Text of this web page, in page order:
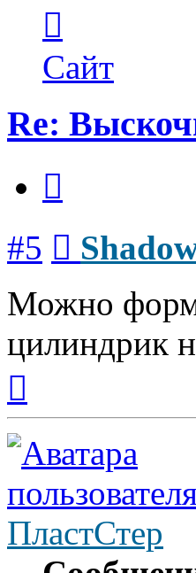
пользователя
Shadow
Сайт
Re:
#5
Можно
цилиндрик
началу
ПластСтер